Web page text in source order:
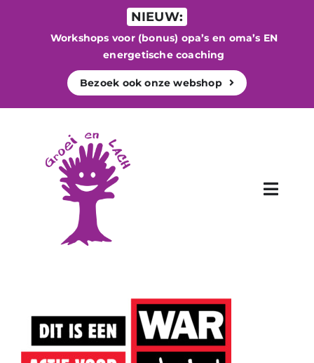
NIEUW:
Workshops voor (bonus) opa’s en oma’s EN
energetische coaching
Bezoek ook onze webshop
Toggle